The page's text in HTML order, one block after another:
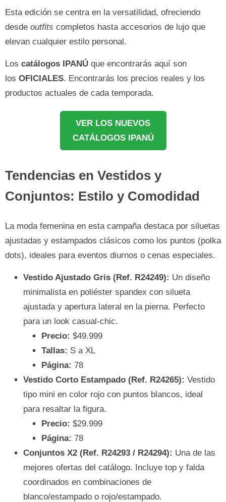
Esta edición se centra en la versatilidad, ofreciendo
desde outfits completos hasta accesorios de lujo que
elevan cualquier estilo personal.
Los catálogos IPANÚ que encontrarás aquí son
los OFICIALES. Encontrarás los precios reales y los
productos actuales de cada temporada.
VER LOS NUEVOS
CATÁLOGOS IPANÚ
Tendencias en Vestidos y
Conjuntos: Estilo y Comodidad
La moda femenina en esta campaña destaca por siluetas
ajustadas y estampados clásicos como los puntos (polka
dots), ideales para eventos diurnos o cenas especiales.
Vestido Ajustado Gris (Ref. R24249): Un diseño
minimalista en poliéster spandex con silueta
ajustada y apertura lateral en la pierna. Perfecto
para un look casual-chic.
Precio: $49.999
Tallas: S a XL
Página: 78
Vestido Corto Estampado (Ref. R24265): Vestido
tipo mini en color rojo con puntos blancos, ideal
para resaltar la figura.
Precio: $29.999
Página: 78
Conjuntos X2 (Ref. R24293 / R24294): Una de las
mejores ofertas del catálogo. Incluye top y falda
coordinados en combinaciones de
blanco/estampado o rojo/estampado.